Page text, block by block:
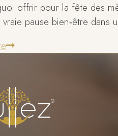
offrir pour la fête des
vraie pause bien‑être